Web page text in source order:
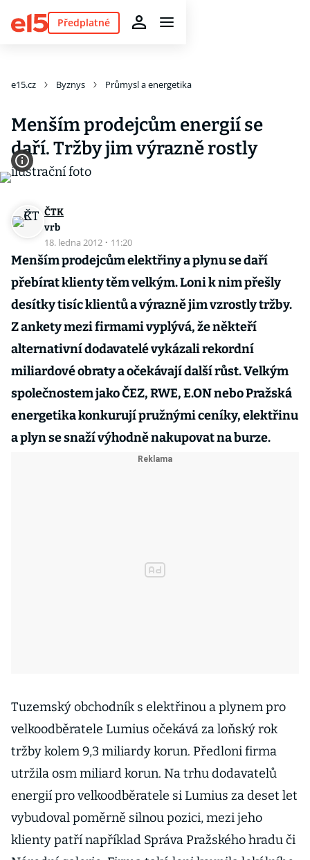
Předplatné
e15.cz Byznys Průmysl a energetika
Menším prodejcům energií se
daří. Tržby jim výrazně rostly
ČTK
vrb
18. ledna 2012 · 11:20
Menším prodejcům elektřiny a plynu se daří
přebírat klienty těm velkým. Loni k nim přešly
desítky tisíc klientů a výrazně jim vzrostly tržby.
Z ankety mezi firmami vyplývá, že někteří
alternativní dodavatelé vykázali rekordní
miliardové obraty a očekávají další růst. Velkým
společnostem jako ČEZ, RWE, E.ON nebo Pražská
energetika konkurují pružnými ceníky, elektřinu
a plyn se snaží výhodně nakupovat na burze.
Tuzemský obchodník s elektřinou a plynem pro
velkoodběratele Lumius očekává za loňský rok
tržby kolem 9,3 miliardy korun. Předloni firma
utržila osm miliard korun. Na trhu dodavatelů
energií pro velkoodběratele si Lumius za deset let
vybudoval poměrně silnou pozici, mezi jeho
klienty patří například Správa Pražského hradu či